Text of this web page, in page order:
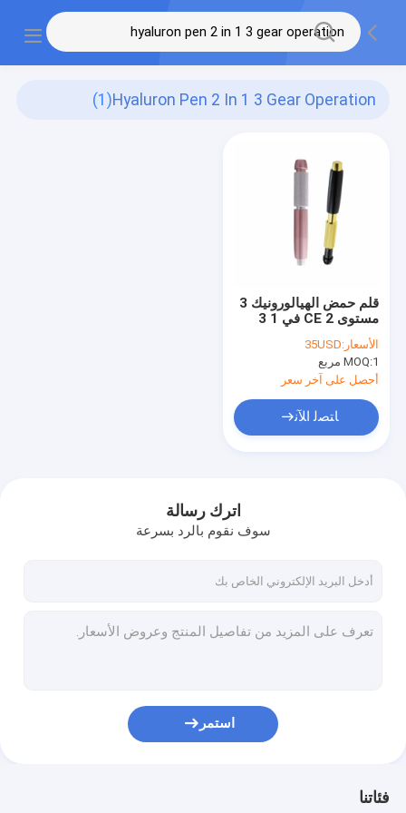
Hyaluron Pen 2 In 1 3 Gear Operation
(1)
قلم حمض الهيالورونيك 3
مستوى CE 2 في 1 3
تشغيل تروس
الأسعار:35USD
MOQ:1 مربع
أحصل على آخر سعر
ﺎﺘﺼﻟ ﺍﻶﻧ
اترك رسالة
سوف نقوم بالرد بسرعة
استمر
فئاتنا